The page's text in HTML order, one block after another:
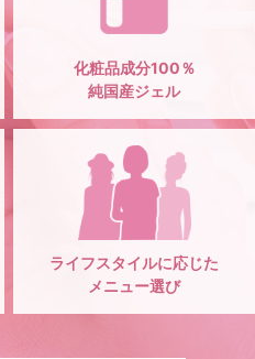
化粧品成分100％
純国産ジェル
ライフスタイルに応じた
メニュー選び